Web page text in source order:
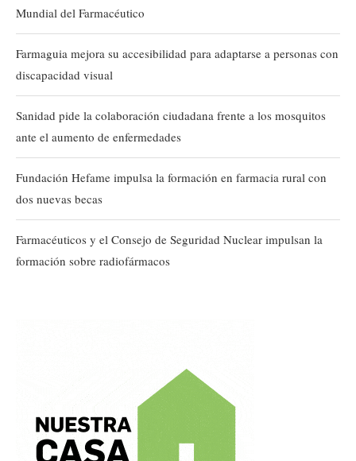
Mundial del Farmacéutico
Farmaguia mejora su accesibilidad para adaptarse a personas con
discapacidad visual
Sanidad pide la colaboración ciudadana frente a los mosquitos
ante el aumento de enfermedades
Fundación Hefame impulsa la formación en farmacia rural con
dos nuevas becas
Farmacéuticos y el Consejo de Seguridad Nuclear impulsan la
formación sobre radiofármacos